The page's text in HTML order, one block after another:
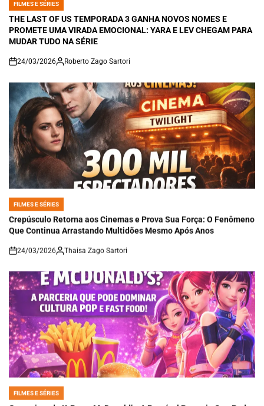
POSTED
IN
FILMES E SÉRIES
THE LAST OF US TEMPORADA 3 GANHA NOVOS NOMES E
PROMETE UMA VIRADA EMOCIONAL: YARA E LEV CHEGAM PARA
MUDAR TUDO NA SÉRIE
on
24/03/2026 Roberto Zago Sartori
POSTED
IN
FILMES E SÉRIES
Crepúsculo Retorna aos Cinemas e Prova Sua Força: O Fenômeno
Que Continua Arrastando Multidões Mesmo Após Anos
on
24/03/2026 Thaisa Zago Sartori
FILMES E SÉRIES
Guerreiras do K-Pop e McDonald’s: A Possível Parceria Que Pode